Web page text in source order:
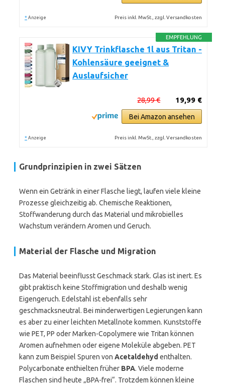
* Anzeige Preis inkl. MwSt., zzgl. Versandkosten
EMPFEHLUNG
KIVY Trinkflasche 1l aus Tritan -
Kohlensäure geeignet &
Auslaufsicher
19,99 €
28,99 €
Bei Amazon ansehen
* Anzeige Preis inkl. MwSt., zzgl. Versandkosten
Grundprinzipien in zwei Sätzen
Wenn ein Getränk in einer Flasche liegt, laufen viele kleine
Prozesse gleichzeitig ab. Chemische Reaktionen,
Stoffwanderung durch das Material und mikrobielles
Wachstum verändern Aromen und Geruch.
Material der Flasche und Migration
Das Material beeinflusst Geschmack stark. Glas ist inert. Es
gibt praktisch keine Stoffmigration und deshalb wenig
Eigengeruch. Edelstahl ist ebenfalls sehr
geschmacksneutral. Bei minderwertigen Legierungen kann
es aber zu einer leichten Metallnote kommen. Kunststoffe
wie PET, PP oder Marken-Copolymere wie Tritan können
Aromen aufnehmen oder eigene Moleküle abgeben. PET
kann zum Beispiel Spuren von Acetaldehyd enthalten.
Polycarbonate enthielten früher BPA. Viele moderne
Flaschen sind heute „BPA-frei“. Trotzdem können kleine